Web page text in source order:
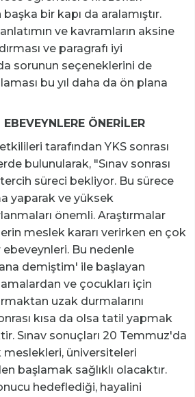
bir kapı da aralamıştır.
ve kavramların aksine
ve paragrafı iyi
sorunun seçeneklerini de
bu yıl daha da ön plana
ÖNERİLER
tarafından YKS sonrası
bulunularak, "Sınav sonrası
süreci bekliyor. Bu sürece
yaparak ve yüksek
önemli. Araştırmalar
meslek kararı verirken en çok
Bu nedenle
demiştim' ile başlayan
ve çocukları için
uzak durmalarını
kısa da olsa tatil yapmak
Sınav sonuçları 20 Temmuz'da
meslekleri, üniversiteleri
başlamak sağlıklı olacaktır.
hedeflediği, hayalini